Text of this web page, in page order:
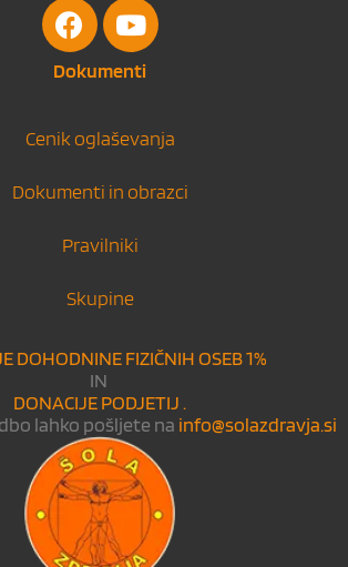
Dokumenti
Cenik oglaševanja
Dokumenti in obrazci
Pravilniki
Skupine
DOHODNINE FIZIČNIH OSEB 1%
IN
DONACIJE PODJETIJ .
lahko pošljete na info@solazdravja.si